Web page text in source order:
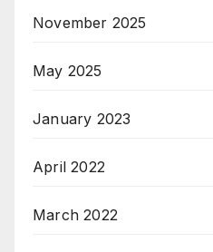
November 2025
May 2025
January 2023
April 2022
March 2022